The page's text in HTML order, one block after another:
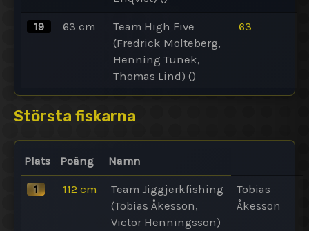
19 63 cm
Team High Five
(Fredrick Molteberg,
Henning Tunek,
Thomas Lind) ()
63
Största fiskarna
Plats Poäng Namn
1 112 cm
Team Jiggjerkfishing
(Tobias Åkesson,
Victor Henningsson)
Tobias
Åkesson